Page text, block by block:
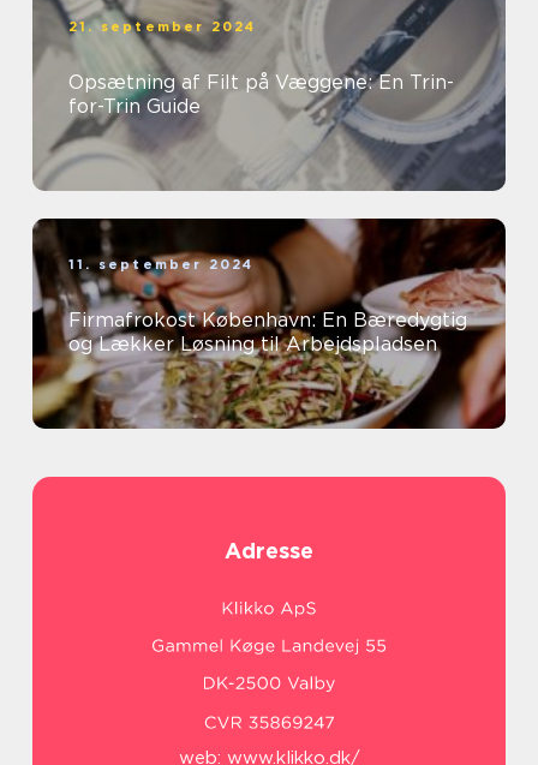
21. september 2024
Opsætning af Filt på Væggene: En Trin-
for-Trin Guide
11. september 2024
Firmafrokost København: En Bæredygtig
og Lækker Løsning til Arbejdspladsen
Adresse
web: www.klikko.dk/